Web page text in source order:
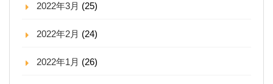
2022年3月 (25)
2022年2月 (24)
2022年1月 (26)